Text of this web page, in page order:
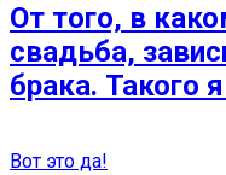
От того, в
свадьба,
брака. Такого
Вот это да!